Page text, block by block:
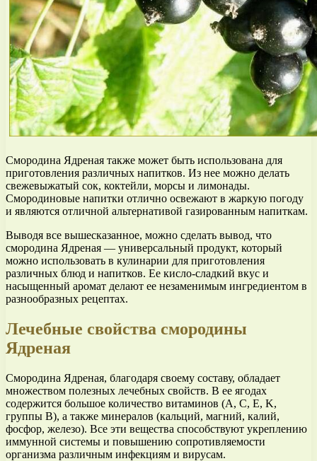
Смородина Ядреная также может быть использована для
приготовления различных напитков. Из нее можно делать
свежевыжатый сок, коктейли, морсы и лимонады.
Смородиновые напитки отлично освежают в жаркую погоду
и являются отличной альтернативой газированным напиткам.
Выводя все вышесказанное, можно сделать вывод, что
смородина Ядреная — универсальный продукт, который
можно использовать в кулинарии для приготовления
различных блюд и напитков. Ее кисло-сладкий вкус и
насыщенный аромат делают ее незаменимым ингредиентом в
разнообразных рецептах.
Лечебные свойства смородины
Ядреная
Смородина Ядреная, благодаря своему составу, обладает
множеством полезных лечебных свойств. В ее ягодах
содержится большое количество витаминов (A, C, E, K,
группы B), а также минералов (кальций, магний, калий,
фосфор, железо). Все эти вещества способствуют укреплению
иммунной системы и повышению сопротивляемости
организма различным инфекциям и вирусам.